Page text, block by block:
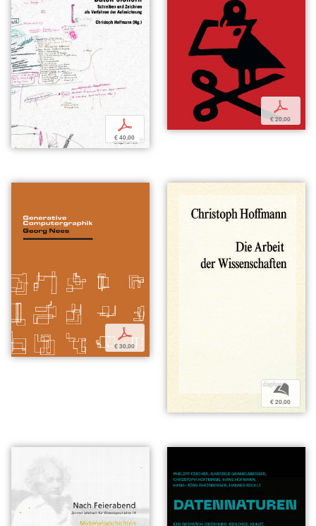
p
€ 40,00
p
€ 20,00
p
€ 30,00
b
€ 20,00